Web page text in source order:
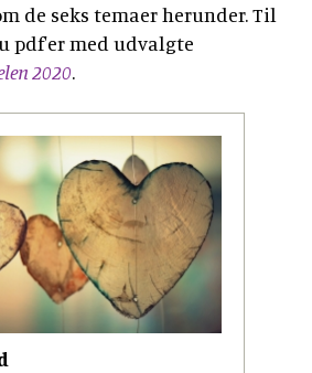
de seks temaer herunder. Til
pdf'er med udvalgte
2020.